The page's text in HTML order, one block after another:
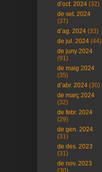
d’oct. 2024 (32)
de set. 2024
(37)
d’ag. 2024 (33)
de jul. 2024 (44)
de juny 2024
(91)
de maig 2024
(35)
d’abr. 2024 (30)
de març 2024
(32)
de febr. 2024
(29)
de gen. 2024
(31)
de des. 2023
(31)
de nov. 2023
(30)